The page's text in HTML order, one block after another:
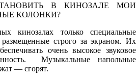
В КИНОЗАЛЕ МОИ
КОЛОНКИ?
кинозалах только специальные
размещенные строго за экраном. Их
очень высокое звуковое
Музыкальные напольные
— сгорят.